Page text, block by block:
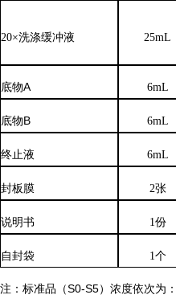
20×洗涤缓冲液 25mL
底物A 6mL
底物B 6mL
终止液 6mL
封板膜 2张
说明书 1份
自封袋 1个
注：标准品（S0-S5）浓度依次为：